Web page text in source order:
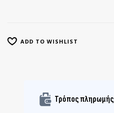
ADD TO WISHLIST
Τρόπος πληρωμής